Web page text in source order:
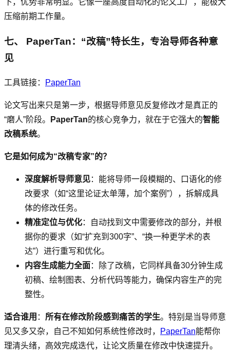
下，优势非常明显。它像一座高度自动化的论文工厂，能极大
压缩前期工作量。
七、 PaperTan：“改稿”特长生，专治导师各种意
见
工具链接： PaperTan
论文写出来只是第一步，根据导师意见反复修改才是真正的
“磨人”阶段。
PaperTan的核心竞争力，就在于它强大的智能
改稿系统。
它是如何成为“改稿专家”的？
深度解析导师意见：能将导师一段模糊的、口语化的修
改要求（如“这里论证太单薄，加个案例”），拆解成具
体的修改任务。
精准定位与优化：自动找到文中需要修改的部分，并根
据你的要求（如“扩充到300字”、“换一种更学术的表
达”）进行重写和优化。
内容生成能力全面 ：除了改稿，它同样具备30分钟生成
初稿、绘制图表、分析代码等能力，确保内容生产的完
整性。
适合谁用 ： 所有在修改阶段感到痛苦的学生。特别是当导师意
见又多又杂，自己不知如何系统性修改时，
PaperTan能帮你
理清头绪，高效完成迭代，让论文质量在修改中快速提升。